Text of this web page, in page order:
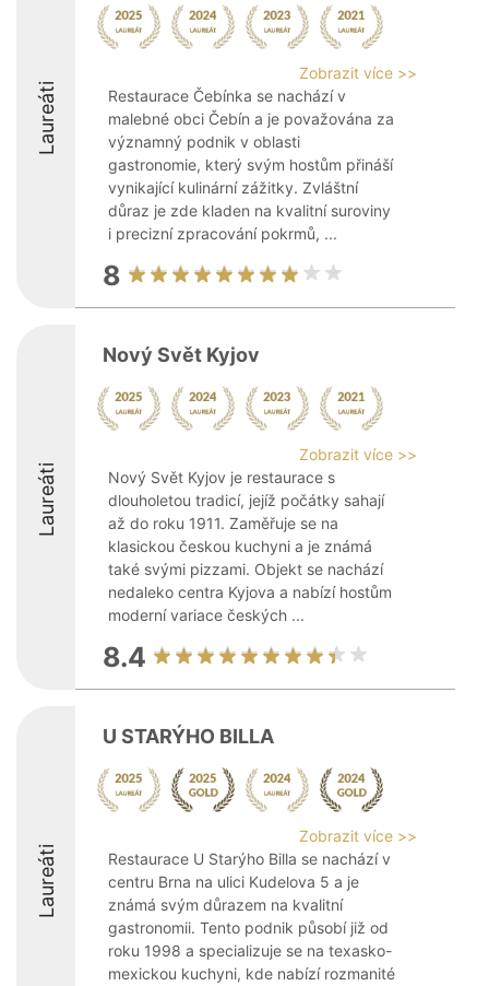
Laureáti
Zobrazit více >>
Restaurace Čebínka se nachází v
malebné obci Čebín a je považována za
významný podnik v oblasti
gastronomie, který svým hostům přináší
vynikající kulinární zážitky. Zvláštní
důraz je zde kladen na kvalitní suroviny
i precizní zpracování pokrmů, ...
8
Laureáti
Nový Svět Kyjov
Zobrazit více >>
Nový Svět Kyjov je restaurace s
dlouholetou tradicí, jejíž počátky sahají
až do roku 1911. Zaměřuje se na
klasickou českou kuchyni a je známá
také svými pizzami. Objekt se nachází
nedaleko centra Kyjova a nabízí hostům
moderní variace českých ...
8.4
Laureáti
U STARÝHO BILLA
Zobrazit více >>
Restaurace U Starýho Billa se nachází v
centru Brna na ulici Kudelova 5 a je
známá svým důrazem na kvalitní
gastronomii. Tento podnik působí již od
roku 1998 a specializuje se na texasko-
mexickou kuchyni, kde nabízí rozmanité